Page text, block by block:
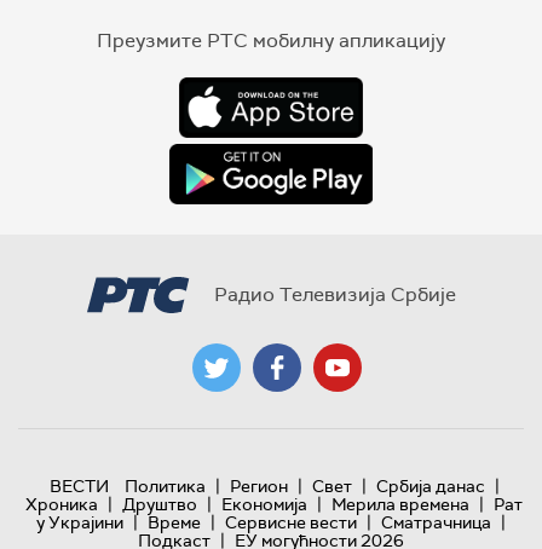
Преузмите РТС мобилну апликацију
Радио Телевизија Србије
ВЕСТИ Политика | Регион | Свет | Србија данас |
Хроника | Друштво | Економија | Мерила времена | Рат
у Украјини | Време | Сервисне вести | Сматрачница |
Подкаст | ЕУ могућности 2026